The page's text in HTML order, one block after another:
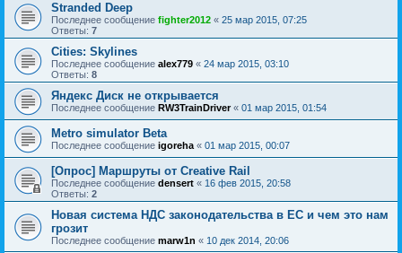
Stranded Deep
Последнее сообщение fighter2012 « 25 мар 2015, 07:25
Ответы: 7
Cities: Skylines
Последнее сообщение alex779 « 24 мар 2015, 03:10
Ответы: 8
Яндекс Диск не открывается
Последнее сообщение RW3TrainDriver« 01 мар 2015, 01:54
Metro simulator Beta
Последнее сообщение igoreha « 01 мар 2015, 00:07
[Опрос] Маршруты от Creative Rail
Последнее сообщение densert « 16 фев 2015, 20:58
Ответы: 2
Новая система НДС законодательства в ЕС и чем это нам
грозит
Последнее сообщение marw1n « 10 дек 2014, 20:06